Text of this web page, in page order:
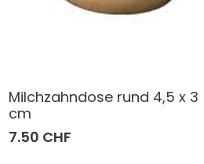
Milchzahndose rund 4,5 x 3
cm
7.50 CHF